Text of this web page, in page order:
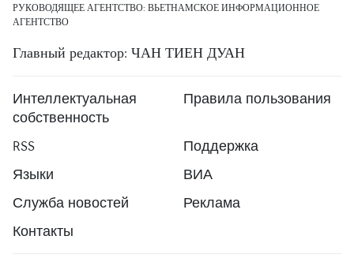
РУКОВОДЯЩЕЕ АГЕНТСТВО: ВЬЕТНАМСКОЕ ИНФОРМАЦИОННОЕ
АГЕНТСТВО
Главный редактор: ЧАН ТИЕН ДУАН
Интеллектуальная
собственность
Правила пользования
RSS
Поддержка
Языки
ВИА
Служба новостей
Реклама
Контакты